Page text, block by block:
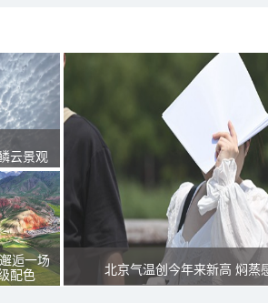
云景观
逅一场
配色
北京气温创今年来新高 焖蒸